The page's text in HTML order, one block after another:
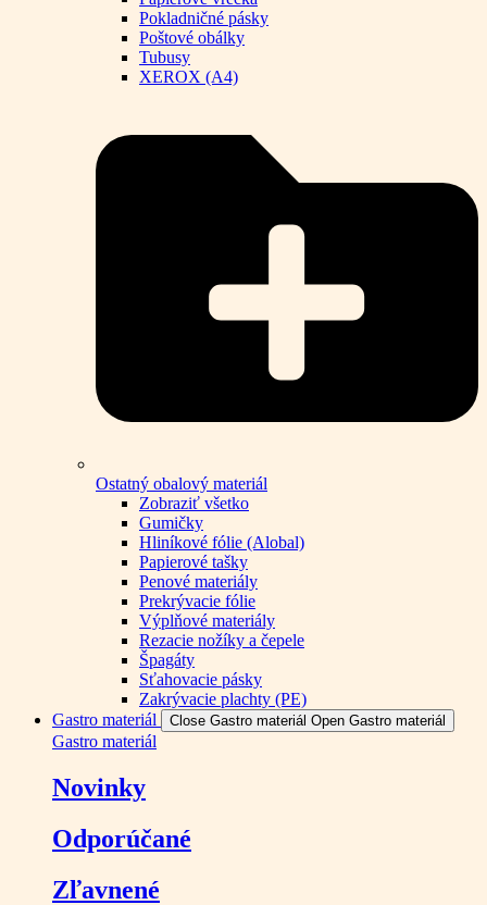
Pokladničné pásky
Poštové obálky
Tubusy
XEROX (A4)
Ostatný obalový materiál
Zobraziť všetko
Gumičky
Hliníkové fólie (Alobal)
Papierové tašky
Penové materiály
Prekrývacie fólie
Výplňové materiály
Rezacie nožíky a čepele
Špagáty
Sťahovacie pásky
Zakrývacie plachty (PE)
Gastro materiál
Close Gastro materiál Open Gastro materiál
Gastro materiál
Novinky
Odporúčané
Zľavnené